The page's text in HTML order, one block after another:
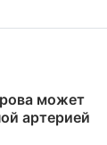
может
артерией